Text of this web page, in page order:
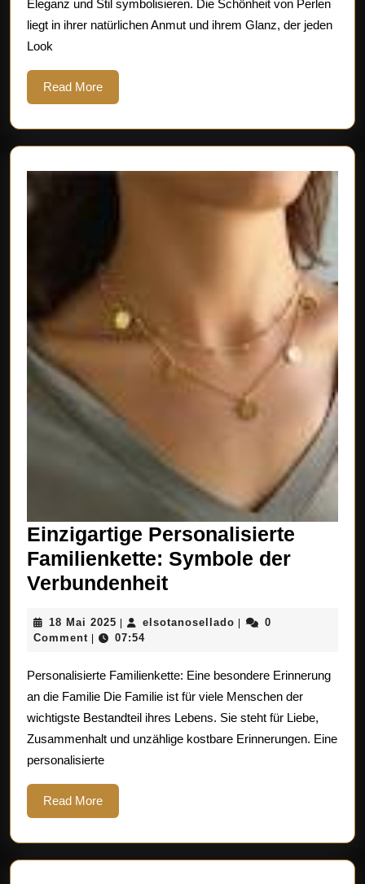
Eleganz und Stil symbolisieren. Die Schönheit von Perlen
liegt in ihrer natürlichen Anmut und ihrem Glanz, der jeden
Look
Read MoreRead
More
Einzigartige Personalisierte
Familienkette: Symbole der
VerbundenheitEinzigartige
Familienkette:
der
Verbundenheit
18 Mai 2025 18
Mai
elsotanosellado elsotanosellado
0
Comment
07:54
Personalisierte Familienkette: Eine besondere Erinnerung
an die Familie Die Familie ist für viele Menschen der
wichtigste Bestandteil ihres Lebens. Sie steht für Liebe,
Zusammenhalt und unzählige kostbare Erinnerungen. Eine
personalisierte
Read MoreRead
More